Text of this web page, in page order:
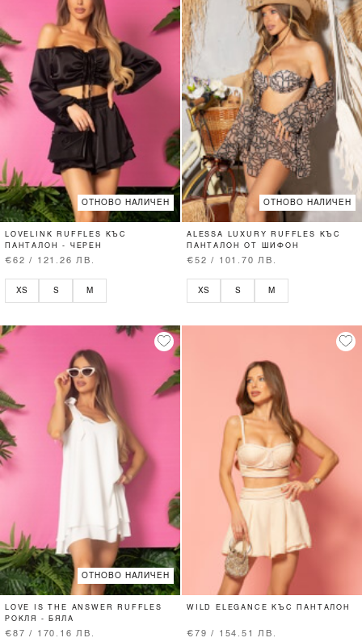
ОТНОВО НАЛИЧЕН
LOVELINK RUFFLES КЪС
ПАНТАЛОН - ЧЕРЕН
€62 / 121.26 ЛВ.
XS S M
ОТНОВО НАЛИЧЕН
ALESSA LUXURY RUFFLES КЪС
ПАНТАЛОН ОТ ШИФОН
€52 / 101.70 ЛВ.
XS S M
ОТНОВО НАЛИЧЕН
LOVE IS THE ANSWER RUFFLES
РОКЛЯ - БЯЛА
€87 / 170.16 ЛВ.
WILD ELEGANCE КЪС ПАНТАЛОН
€79 / 154.51 ЛВ.